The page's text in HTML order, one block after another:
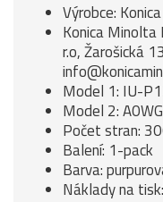
Výrobce:
Konica Minolta
r.o, Žarošická
Model 1: IU-
Model 2:
Počet stran:
Balení: 1-pack
Barva:
Náklady na